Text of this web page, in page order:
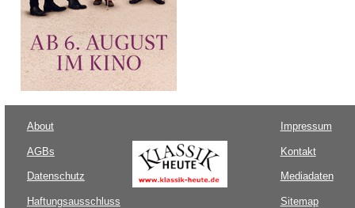
About
AGBs
Datenschutz
Haftungsausschluss
Impressum
Kontakt
Mediadaten
Sitemap